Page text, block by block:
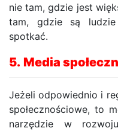
nie tam, gdzie jest
tam, gdzie są
spotkać.
5. Media
Jeżeli odpowiednio i
społecznościowe, to
narzędzie w